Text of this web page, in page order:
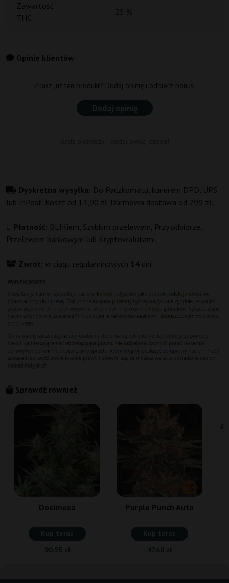
Zawartość
THC
25 %
Opinie klientów
Znasz już ten produkt? Dodaj opinię i odbierz bonus.
Dodaj opinię
Dyskretna wysyłka: Do Paczkomatu, kurierem DPD, UPS
lub InPost. Koszt od 14,90 zł. Darmowa dostawa od 299 zł.
Płatność: BLIKiem, Szybkim przelewem, Przy odbiorze,
Przelewem bankowym lub Kryptowalutami.
Zwrot: w ciągu regulaminowych 14 dni.
Sprawdź również
Dosimosa
Kup teraz
90,95 zł
Purple Punch Auto
Kup teraz
47,60 zł